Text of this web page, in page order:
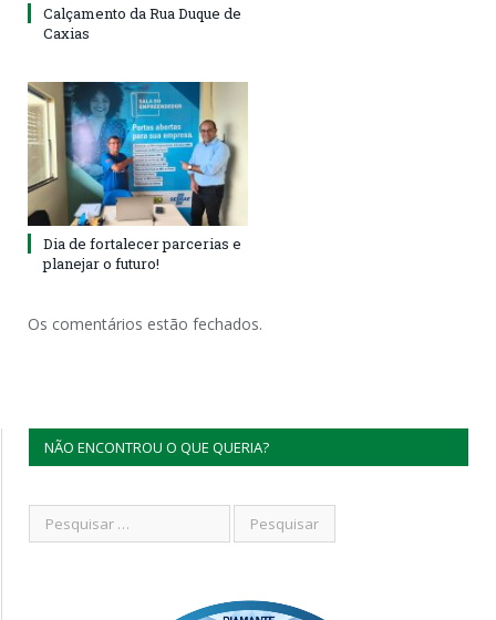
Calçamento da Rua Duque de
Caxias
Dia de fortalecer parcerias e
planejar o futuro!
Os comentários estão fechados.
NÃO ENCONTROU O QUE QUERIA?